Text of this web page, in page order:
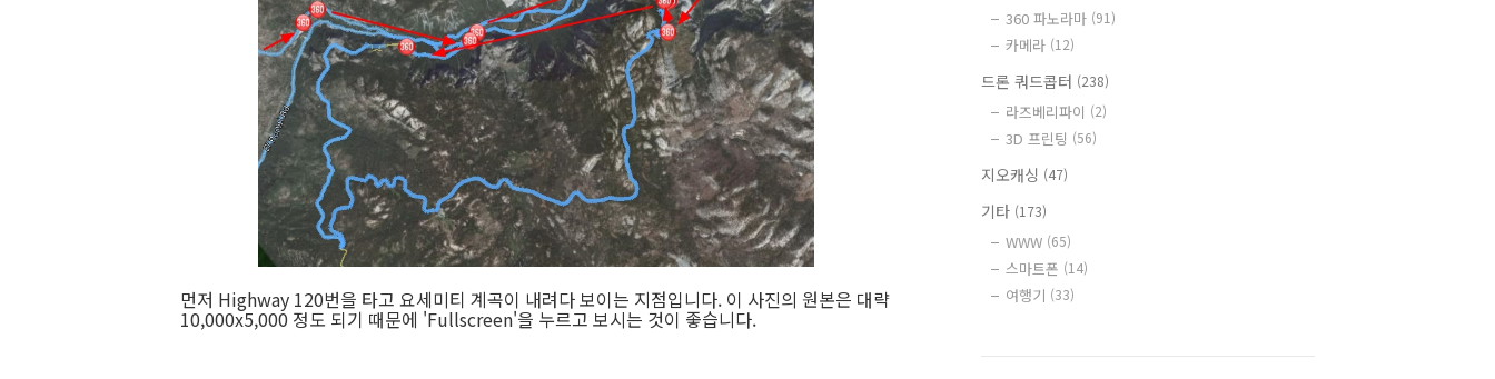
먼저 Highway 120번을 타고 요세미티 계곡이 내려다 보이는 지점입니다. 이 사진의 원본은 대략
10,000x5,000 정도 되기 때문에 'Fullscreen'을 누르고 보시는 것이 좋습니다.
360 파노라마 (91)
카메라 (12)
드론 쿼드콥터 (238)
라즈베리파이 (2)
3D 프린팅 (56)
지오캐싱 (47)
기타 (173)
WWW (65)
스마트폰 (14)
여행기 (33)